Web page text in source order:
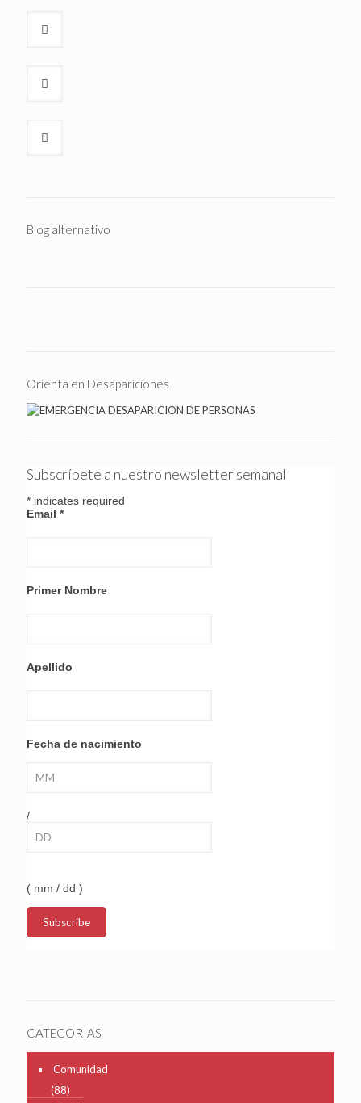
Blog alternativo
Orienta en Desapariciones
Subscríbete a nuestro newsletter semanal
* indicates required
Email *
Primer Nombre
Apellido
Fecha de nacimiento
/
( mm / dd )
CATEGORIAS
Comunidad
(88)